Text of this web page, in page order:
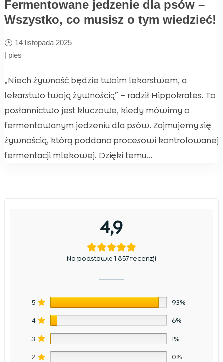
Fermentowane jedzenie dla psów –
Wszystko, co musisz o tym wiedzieć!
14 listopada 2025
| pies
„Niech żywność będzie twoim lekarstwem, a
lekarstwo twoją żywnością” – radził Hippokrates. To
posłannictwo jest kluczowe, kiedy mówimy o
fermentowanym jedzeniu dla psów. Zajmujemy się
żywnością, którą poddano procesowi kontrolowanej
fermentacji mlekowej. Dzięki temu...
4,9
Na podstawie 1 857 recenzji
5 93%
4 6%
3 1%
2 0%